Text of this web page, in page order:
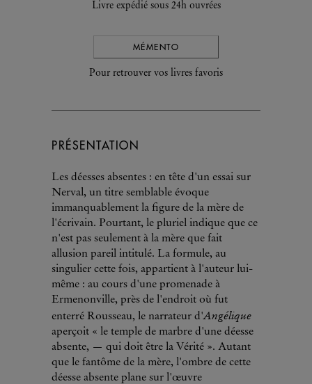
Livre expédié sous 24h ouvrées
MÉMENTO
Pour retrouver vos livres favoris
PRÉSENTATION
Les déesses absentes : en tête d'un essai sur
Nerval, un titre semblable évoque
immanquablement la figure de la mère de
l'écrivain. Pourtant, le pluriel indique que ce
n'est pas seulement à la mère que fait
allusion pareil intitulé. La formule, au
singulier cette fois, appartient à l'auteur lui-
même : au cours d'une promenade à
Ermenonville, près de l'endroit où fut
enterré Rousseau, le narrateur d'Angélique
aperçoit « le temple de marbre d'une déesse
absente, — qui doit être la Vérité ». Autant
que le fantôme de la mère, l'ombre de cette
déesse absente plane sur l'œuvre